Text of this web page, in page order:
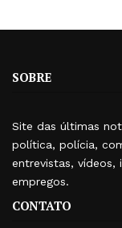
SOBRE
Site das últimas
política, polícia,
entrevistas, vídeos,
empregos.
CONTATO